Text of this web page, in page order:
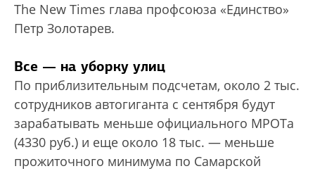
The New Times глава профсоюза «Единство»
Петр Золотарев.
Все — на уборку улиц
По приблизительным подсчетам, около 2 тыс.
сотрудников автогиганта с сентяб­ря будут
зарабатывать меньше официального МРОТа
(4330 руб.) и еще около 18 тыс. — меньше
прожиточного минимума по Самарской